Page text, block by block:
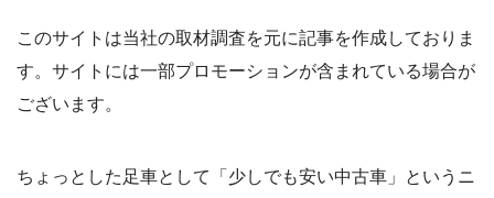
このサイトは当社の取材調査を元に記事を作成しておりま
す。サイトには一部プロモーションが含まれている場合が
ございます。
ちょっとした足車として「少しでも安い中古車」というニ